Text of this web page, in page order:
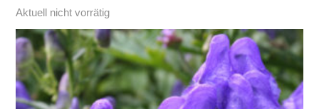
Aktuell nicht vorrätig